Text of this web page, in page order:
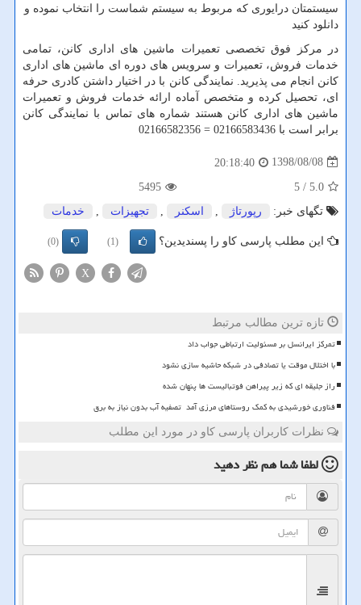
سیستمتان درایوری که مربوط به سیستم شماست را انتخاب نموده و
دانلود کنید
در مرکز فوق تخصصی تعمیرات ماشین های اداری کانن، تمامی
خدمات فروش، تعمیرات و سرویس های دوره ای ماشین های اداری
کانن انجام می پذیرید. نمایندگی کانن با در اختیار داشتن کادری حرفه
ای، تحصیل کرده و متخصص آماده ارائه خدمات فروش و تعمیرات
ماشین های اداری کانن هستند شماره های تماس با نمایندگی کانن
برابر است با 02166583436 =
1398/08/08
20:18:40
5.0
/ 5
5495
تگهای خبر:
رپورتاژ اسكنر تجهیزات خدمات
این مطلب پارسی کاو را پسندیدین؟ (1)
(0)
X
تازه ترین مطالب مرتبط
تمرکز ایرانسل بر مسئولیت ارتباطی جواب داد
با اختلال موقت یا تصادفی در شبکه حاشیه سازی نشود
راز جلیقه ای که زیر پیراهن فوتبالیست ها پنهان شده
فناوری خورشیدی به کمک روستاهای مرزی آمد تصفیه آب بدون نیاز به برق
نظرات کاربران پارسی کاو در مورد این مطلب
لطفا شما همنظر دهید